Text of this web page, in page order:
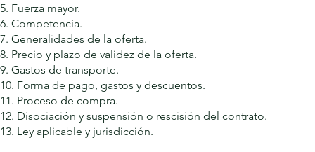
5. Fuerza mayor.
6. Competencia.
7. Generalidades de la oferta.
8. Precio y plazo de validez de la oferta.
9. Gastos de transporte.
10. Forma de pago, gastos y descuentos.
11. Proceso de compra.
12. Disociación y suspensión o rescisión del contrato.
13. Ley aplicable y jurisdicción.